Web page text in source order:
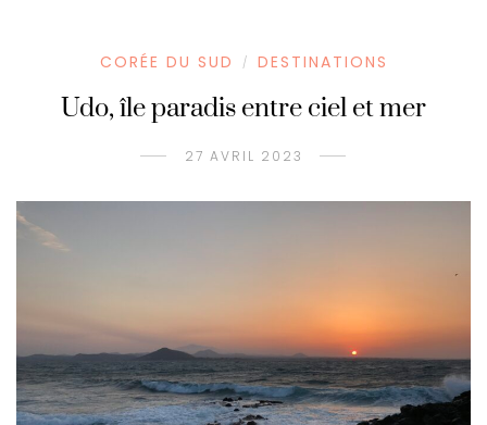
CORÉE DU SUD / DESTINATIONS
Udo, île paradis entre ciel et mer
27 AVRIL 2023